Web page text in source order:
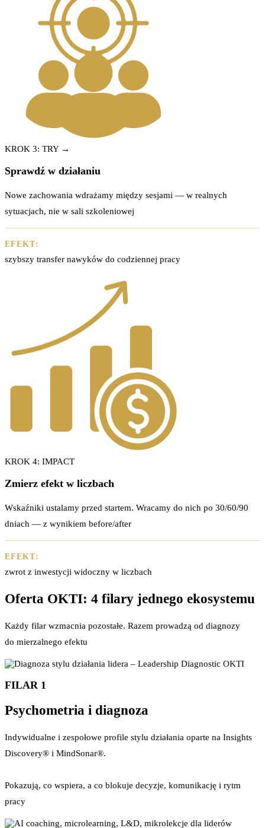
KROK 3: TRY →
Sprawdź w działaniu
Nowe zachowania wdrażamy między sesjami — w realnych
sytuacjach, nie w sali szkoleniowej
EFEKT:
szybszy transfer nawyków do codziennej pracy
KROK 4: IMPACT
Zmierz efekt w liczbach
Wskaźniki ustalamy przed startem. Wracamy do nich po 30/60/90
dniach — z wynikiem before/after
EFEKT:
zwrot z inwestycji widoczny w liczbach
Oferta OKTI: 4 filary jednego ekosystemu
Każdy filar wzmacnia pozostałe. Razem prowadzą od diagnozy
do mierzalnego efektu
FILAR 1
Psychometria i diagnoza
Indywidualne i zespołowe profile stylu działania oparte na Insights
Discovery® i MindSonar®.
Pokazują, co wspiera, a co blokuje decyzje, komunikację i rytm
pracy